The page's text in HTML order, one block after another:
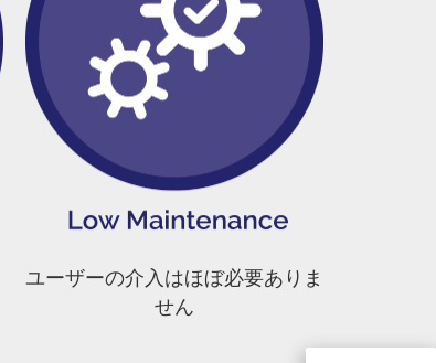
ユーザーの介入はほぼ必要ありま
せん